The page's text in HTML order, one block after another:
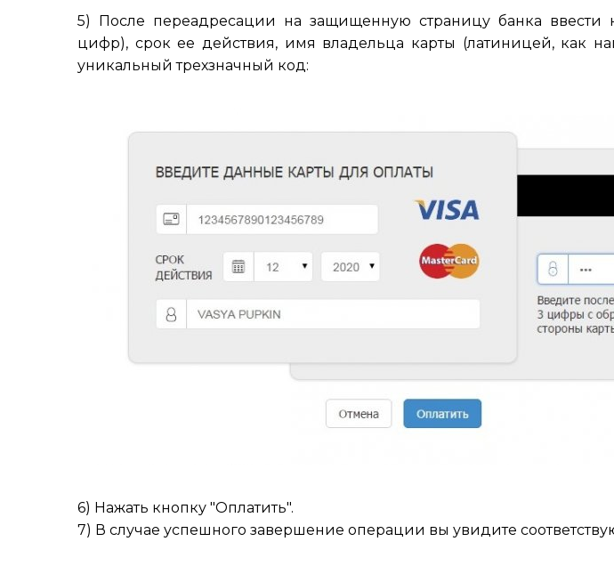
5) После переадресации на защищенную страницу банка ввести
цифр), срок ее действия, имя владельца карты (латиницей, как
уникальный трехзначный код:
6) Нажать кнопку "Оплатить".
7) В случае успешного завершение операции вы увидите